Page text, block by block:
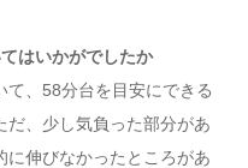
はいかがでしたか
、58分台を目安にできる
だ、少し気負った部分があ
に伸びなかったところがあ